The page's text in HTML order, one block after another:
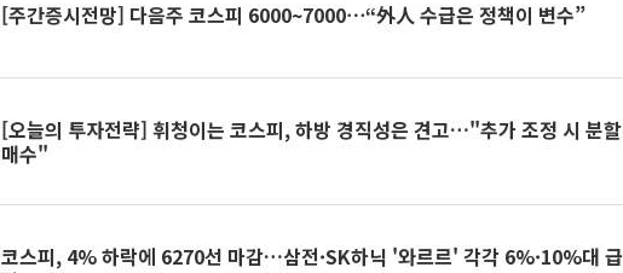
[주간증시전망] 다음주 코스피 6000~7000⋯“外人 수급은 정책이 변수”
[오늘의 투자전략] 휘청이는 코스피, 하방 경직성은 견고…"추가 조정 시 분할
매수"
코스피, 4% 하락에 6270선 마감…삼전·SK하닉 '와르르' 각각 6%·10%대 급